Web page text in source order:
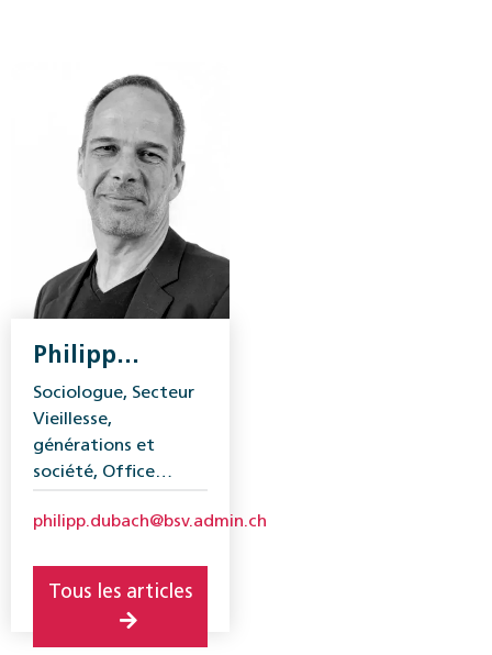
Philipp
Dubach
Sociologue, Secteur
Vieillesse,
générations et
société, Office
assurances sociales
philipp.dubach@bsv.admin.ch
Tous les articles